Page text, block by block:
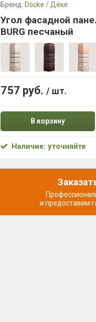
Бренд: Döcke / Дёке
Угол фасадной
BURG песчаный
757 руб. / шт.
В корзину
Наличие: уточняйте
и предоставим